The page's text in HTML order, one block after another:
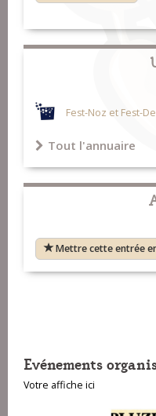
Fest-Noz et Fest-
Tout l'annuaire
Mettre cette entrée
Evénements
Votre affiche ici